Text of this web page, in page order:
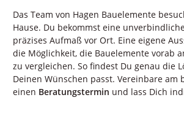
Das Team von Hagen Bauelemente
Hause. Du bekommst eine
präzises Aufmaß vor Ort. Eine eigene
die Möglichkeit, die Bauelemente vorab
zu vergleichen. So findest Du genau die
Deinen Wünschen passt. Vereinbare am
einen Beratungstermin und lass Dich